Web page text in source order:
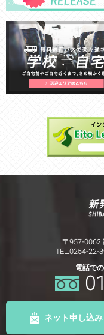
〒957-0062
TEL.0254-22-
電話で
ネット申し込み